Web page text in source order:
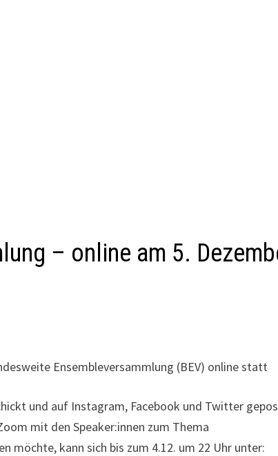
– online am 5.
Ensembleversammlung (BEV) online statt
und auf Instagram, Facebook und Twitter
mit den Speaker:innen zum Thema
möchte, kann sich bis zum 4.12. um 22 Uhr unter: